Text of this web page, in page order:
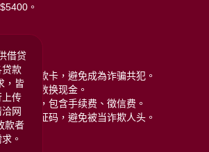
。
意:
摺或提款卡，避免成為诈骗共犯。
储值点数换现金。
义费用，包含手续费、徵信费。
手机验证码，避免被当诈欺人头。
借贷
贷款
，皆
上传
网
款者
。